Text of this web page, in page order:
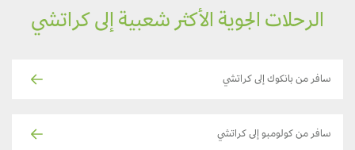
الرحلات الجوية الأكثر شعبية إلى كراتشي
سافر من بانكوك إلى كراتشي
سافر من كولومبو إلى كراتشي